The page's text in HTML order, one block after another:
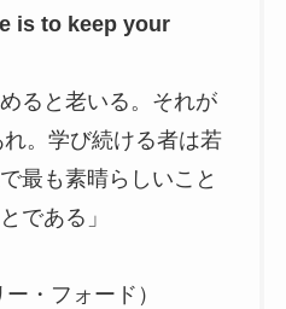
is to keep your
ると老いる。それが
。学び続ける者は若
最も素晴らしいこと
である」
ー・フォード）